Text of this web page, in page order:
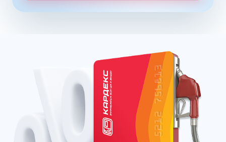
увеличение КПД двигателя до 16% в зависимости от
увеличение пути, которое машина может проехать
после заправки бака, что в итоге обеспечивает
экономию до 12%;
сохранение чистоты форсунок и клапанов до 99%.
Отзывы покупателей говорят о том, что увидеть
стабильную выгоду при пользовании улучшенных